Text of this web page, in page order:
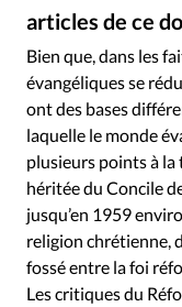
RUBRIQUES
Tous les articles
Actualité
Dossier
Eglises
Opinions
Société
Tour du
Vécu
Vie
articles de ce
Bien que, dans les
évangéliques se
ont des bases
laquelle le monde
plusieurs points à la
héritée du Concile
jusqu’en 1959
religion chrétienne,
fossé entre la foi
Les critiques du